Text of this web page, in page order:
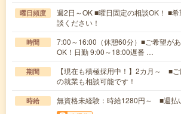
曜日頻度
週2日～OK ■曜日固定の相談OK！ ■
談ください！
時間
7:00～16:00（休憩60分）■ご希望が
OK！日勤 9:00～18:00遅番 …
期間
【現在も積極採用中！】2カ月～ ■
の就業も相談可能です！
時給 無資格未経験：時給1280円～ ■週払